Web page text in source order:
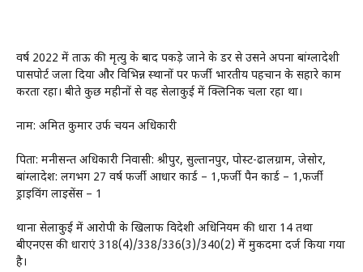
वर्ष 2022 में ताऊ की मृत्यु के बाद पकड़े जाने के डर से उसने अपना बांग्लादेशी
पासपोर्ट जला दिया और विभिन्न स्थानों पर फर्जी भारतीय पहचान के सहारे काम
करता रहा। बीते कुछ महीनों से वह सेलाकुई में क्लिनिक चला रहा था।
नाम: अमित कुमार उर्फ चयन अधिकारी
पिता: मनीसन्त अधिकारी निवासी: श्रीपुर, सुल्तानपुर, पोस्ट-ढालग्राम, जेसोर,
बांग्लादेश: लगभग 27 वर्ष फर्जी आधार कार्ड – 1,फर्जी पैन कार्ड – 1,फर्जी
ड्राइविंग लाइसेंस – 1
थाना सेलाकुई में आरोपी के खिलाफ विदेशी अधिनियम की धारा 14 तथा
बीएनएस की धाराएं 318(4)/338/336(3)/340(2) में मुकदमा दर्ज किया गया
है।